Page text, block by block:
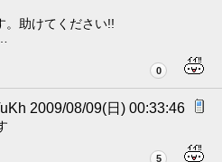
助けてください!!
0
2009/08/09(日) 00:33:46
5